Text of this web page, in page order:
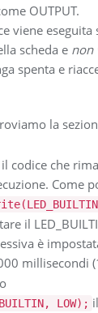
OUTPUT.
viene eseguita
scheda e non
spenta e
la
codice che
Come
il
è
millisecondi
LOW);